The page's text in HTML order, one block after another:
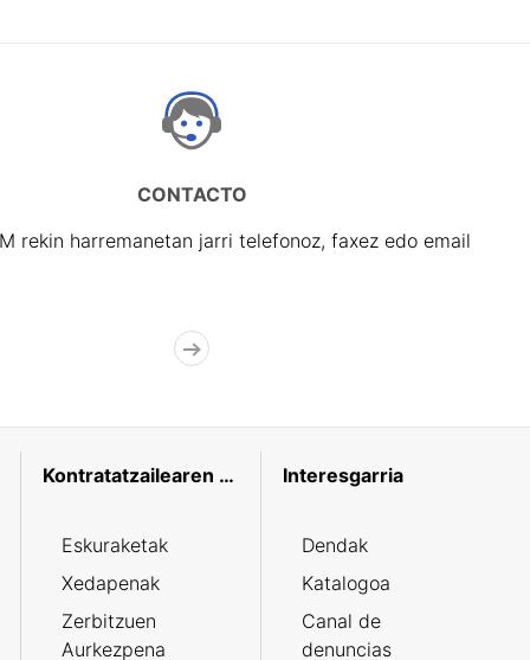
CONTACTO
rekin harremanetan jarri telefonoz, faxez edo email
Kontratatzailearen profila
Eskuraketak
Xedapenak
Zerbitzuen
Aurkezpena
Interesgarria
Dendak
Katalogoa
Canal de
denuncias